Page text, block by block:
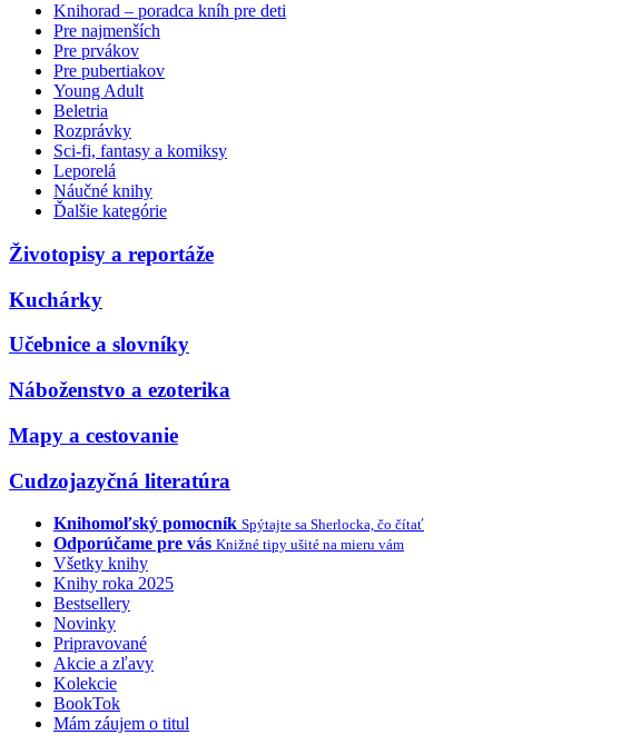
Knihorad – poradca kníh pre deti
Pre najmenších
Pre prvákov
Pre pubertiakov
Young Adult
Beletria
Rozprávky
Sci-fi, fantasy a komiksy
Leporelá
Náučné knihy
Ďalšie kategórie
Životopisy a reportáže
Kuchárky
Učebnice a slovníky
Náboženstvo a ezoterika
Mapy a cestovanie
Cudzojazyčná literatúra
Knihomoľský pomocník Spýtajte sa Sherlocka, čo čítať
Odporúčame pre vás Knižné tipy ušité na mieru vám
Všetky knihy
Knihy roka 2025
Bestsellery
Novinky
Pripravované
Akcie a zľavy
Kolekcie
BookTok
Mám záujem o titul